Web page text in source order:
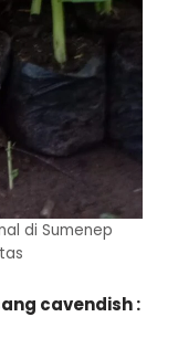
di Sumenep
cavendish :